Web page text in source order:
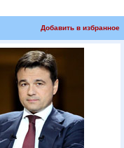
Добавить в избранное